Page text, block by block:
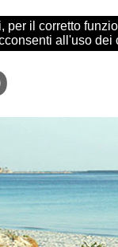
il corretto
all'uso dei